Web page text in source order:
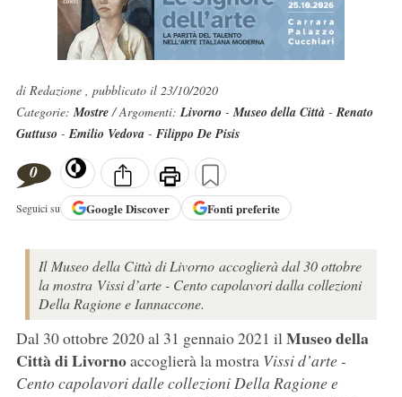
di Redazione , pubblicato il 23/10/2020
Categorie:Mostre/ Argomenti:Livorno -Museo della Città-Renato
Guttuso -Emilio Vedova- Filippo De Pisis
0
Seguici su GoogleDiscover Fonti preferite
Il Museo della Città di Livorno accoglierà dal 30 ottobre
la mostra Vissi d’arte - Cento capolavori dalla collezioni
Della Ragione e Iannaccone.
Dal 30 ottobre 2020 al 31 gennaio 2021 ilMuseo della
Città di Livornoaccoglierà la mostra Vissi d’arte -
Cento capolavori dalle collezioni Della Ragione e